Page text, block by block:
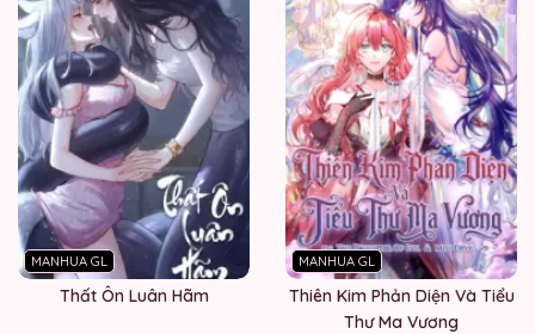
MANHUA GL
Thất Ôn Luân Hãm
MANHUA GL
Thiên Kim Phản Diện Và Tiểu
Thư Ma Vương